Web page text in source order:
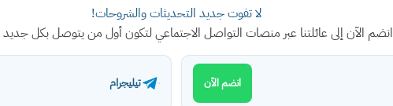
لا تفوت جديد التحديثات والشروحات!
انضم الآن إلى عائلتنا عبر منصات التواصل الاجتماعي لتكون أول من يتوصل بكل
انضم الآن تيليجرام